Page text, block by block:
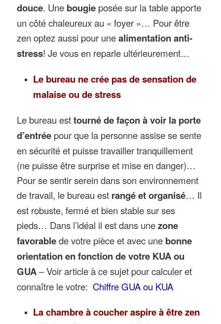
douce. Une bougie posée sur la table apporte
un côté chaleureux au « foyer »… Pour être
zen optez aussi pour unealimentation anti-
stress! Je vous en reparle ultérieurement…
Le bureau ne crée pas de sensation de
malaise ou de stress
Le bureau esttourné de façon à voir la porte
d’entrée pour que la personne assise se sente
en sécurité et puisse travailler tranquillement
(ne puisse être surprise et mise en danger)…
Pour se sentir serein dans son environnement
de travail, le bureau est rangé et organisé… Il
est robuste, fermé et bien stable sur ses
pieds… Dans l’idéal il est dans unezone
favorablede votre pièce et avec une bonne
orientation en fonction de votre KUA ou
GUA– Voir article à ce sujet pour calculer et
connaître le votre: Chiffre GUA ou KUA
La chambre à coucher aspire à être zen